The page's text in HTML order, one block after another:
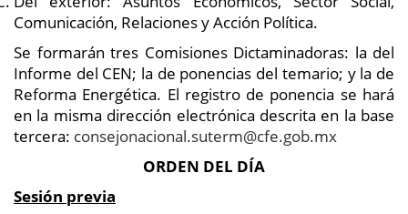
Comunicación, Relaciones y Acción Política.
Se formarán tres Comisiones Dictaminadoras: la del
Informe del CEN; la de ponencias del temario; y la de
Reforma Energética. El registro de ponencia se hará
en la misma dirección electrónica descrita en la base
tercera: consejonacional.suterm@cfe.gob.mx
ORDEN DEL DÍA
Sesión previa